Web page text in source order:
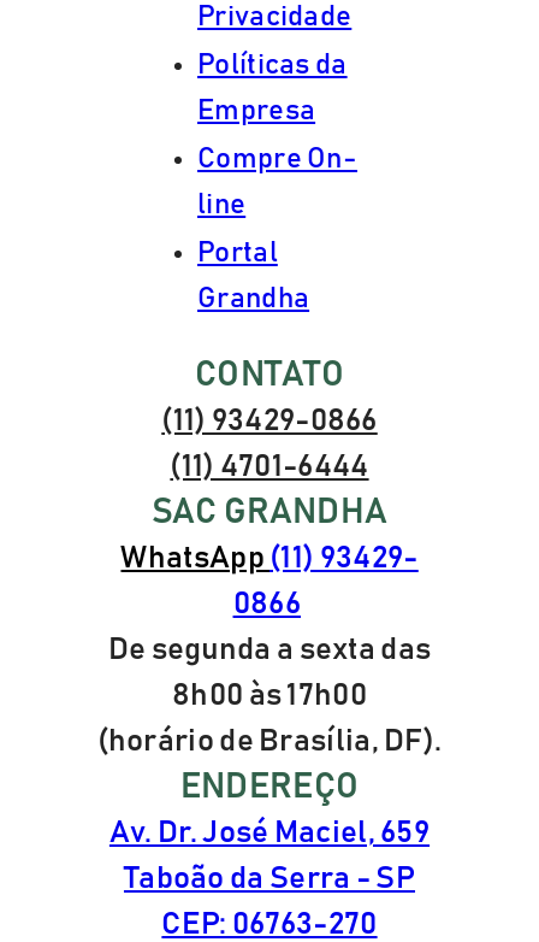
Privacidade
Políticas da
Empresa
Compre On-
line
Portal
Grandha
CONTATO
(11) 93429-0866
(11) 4701-6444
SAC GRANDHA
WhatsApp (11) 93429-
0866
De segunda a sexta das
8h00 às 17h00
(horário de Brasília, DF).
ENDEREÇO
Av. Dr. José Maciel, 659
Taboão da Serra - SP
CEP: 06763-270